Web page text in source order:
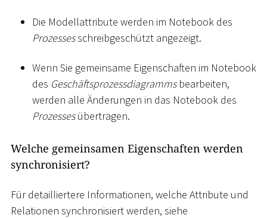
Die Modellattribute werden im Notebook des
Prozessesschreibgeschützt angezeigt.
Wenn Sie gemeinsame Eigenschaften im Notebook
des Geschäftsprozessdiagrammsbearbeiten,
werden alle Änderungen in das Notebook des
Prozessesübertragen.
Welche gemeinsamen Eigenschaften werden
synchronisiert?
Für detailliertere Informationen, welche Attribute und
Relationen synchronisiert werden, siehe